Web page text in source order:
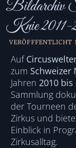
Bildarchiv
Knie 2011-
VERÖFFFENTLICHT
Auf
zum Schweizer
Jahren 2010 bis
Sammlung
der Tourneen
Zirkus und
Einblick in
Zirkusalltag.